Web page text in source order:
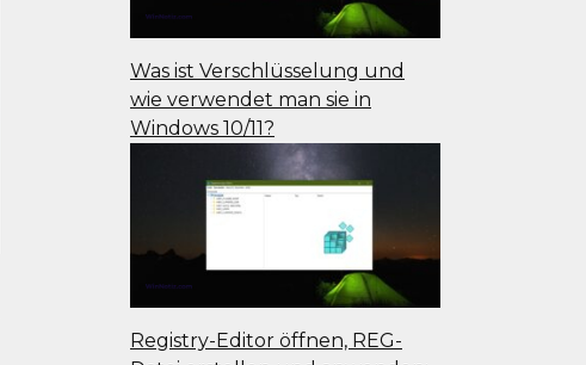
Was ist Verschlüsselung und
wie verwendet man sie in
Windows 10/11?
Registry-Editor öffnen, REG-